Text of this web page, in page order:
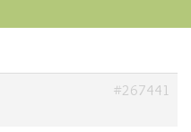
#267441